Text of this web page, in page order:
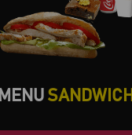
MENUSANDWICH